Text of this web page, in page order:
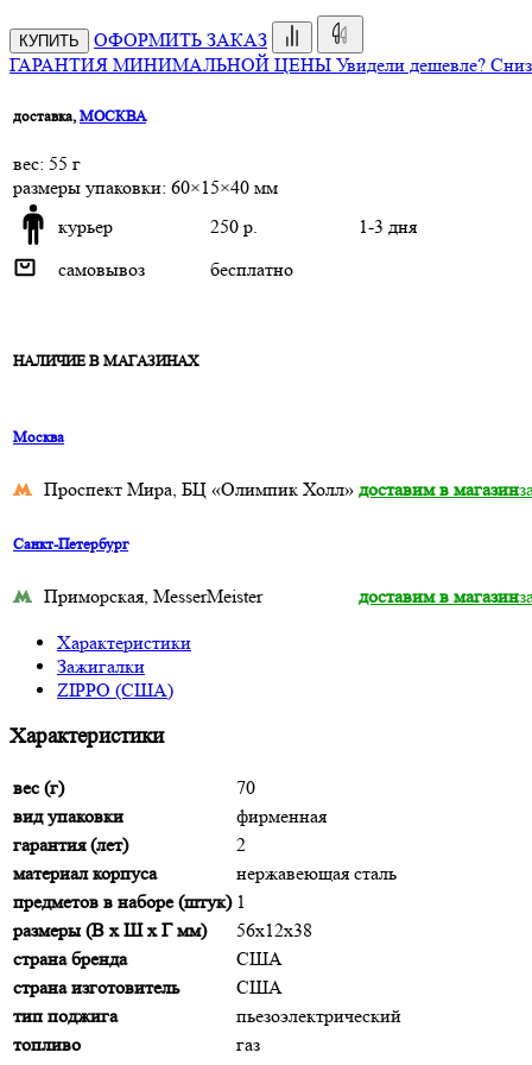
КУПИТЬ
ОФОРМИТЬ ЗАКАЗ
ГАРАНТИЯ МИНИМАЛЬНОЙ ЦЕНЫ Увидели дешевле?
доставка, МОСКВА
веc: 55 г
размеры упаковки: 60×15×40 мм
курьер
250 р.
1-3 дня
самовывоз
бесплатно
НАЛИЧИЕ В МАГАЗИНАХ
Москва
Проспект Мира, БЦ «Олимпик Холл» доставим в магазин
Санкт-Петербург
Приморская, MesserMeister доставим в магазин
Характеристики
Зажигалки
ZIPPO (США)
Характеристики
вес (г)
70
вид упаковки
фирменная
гарантия (лет)
2
материал корпуса
нержавеющая сталь
предметов в наборе (штук) 1
размеры (В х Ш х Г мм)
56х12х38
страна бренда
США
страна изготовитель
США
тип поджига
пьезоэлектрический
топливо
газ